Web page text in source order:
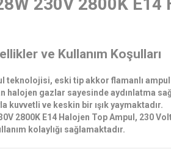
ve Kullanım Koşulları
teknolojisi, eski tip akkor flamanlı
halojen gazlar sayesinde aydınlatma
kuvvetli ve keskin bir ışık yaymaktadır.
2800K E14 Halojen Top Ampul, 230
kolaylığı sağlamaktadır.